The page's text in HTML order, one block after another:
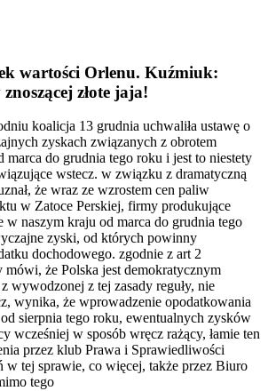
wartości Orlenu. Kuźmiuk:
złote jaja!
koalicja 13 grudnia uchwaliła ustawę o
zyskach związanych z obrotem
marca do grudnia tego roku i jest to niestety
wstecz. w związku z dramatyczną
że wraz ze wzrostem cen paliw
w Zatoce Perskiej, firmy produkujące
w naszym kraju od marca do grudnia tego
zyski, od których powinny
dochodowego. zgodnie z art 2
że Polska jest demokratycznym
wywodzonej z tej zasady reguły, nie
wynika, że wprowadzenie opodatkowania
sierpnia tego roku, ewentualnych zysków
wcześniej w sposób wręcz rażący, łamie ten
przez klub Prawa i Sprawiedliwości
w tej sprawie, co więcej, także przez Biuro
tego